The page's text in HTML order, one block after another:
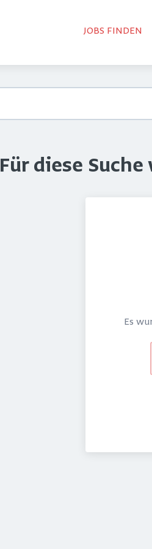
JOBS FINDEN
Für diese
Es